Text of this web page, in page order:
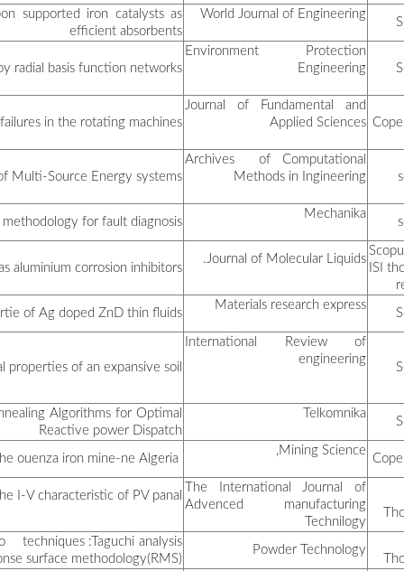
Removal of Cr(VI) from
دردور كريمة
جبري نجاة
بن ساسي محمود:
قعبور أمينة
مذكور مليكة
علال حمزة
لقوي فواز
جويمع سارة
A hybrid formulation
لعوافي فريدة
نذير عبد الرحمان
An experimental
سباغ توفيق
Optimisation of
دردور فاطمة الزهراء